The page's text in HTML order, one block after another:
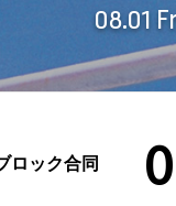
08.01
ロック合同 0